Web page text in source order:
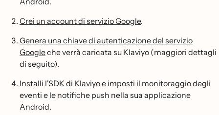
Crei un account di servizio Google.
Genera una chiave di autenticazione del servizio
Googleche verrà caricata su Klaviyo (maggiori dettagli
di seguito).
Installi l'SDK di Klaviyoe imposti il monitoraggio degli
eventi e le notifiche push nella sua applicazione
Android.